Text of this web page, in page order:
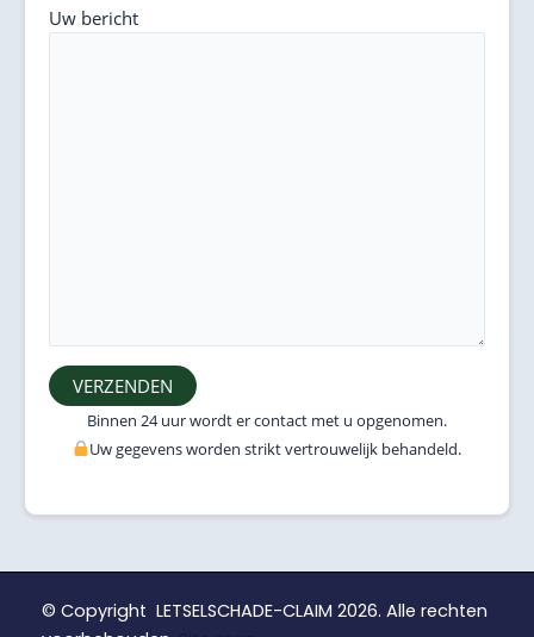
Uw bericht
Binnen 24 uur wordt er contact met u opgenomen.
Uw gegevens worden strikt vertrouwelijk behandeld.
© Copyright LETSELSCHADE-CLAIM 2026. Alle rechten